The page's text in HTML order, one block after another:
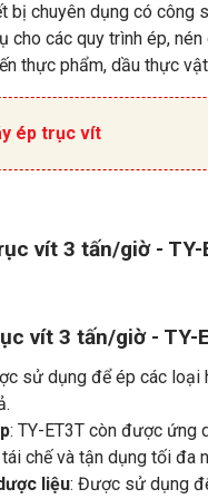
bị chuyên dụng có
các quy trình ép,
thực phẩm, dầu thực
ép trục vít
vít 3 tấn/giờ - TY-
vít 3 tấn/giờ - TY-
sử dụng để ép các loại
: TY-ET3T còn được ứng
chế và tận dụng tối đa
liệu: Được sử dụng